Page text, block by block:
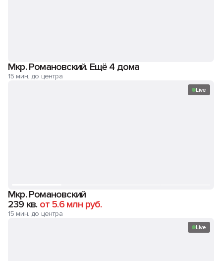
Мкр. Романовский. Ещё 4 дома
15 мин. до центра
Live
Мкр. Романовский
239 кв. от 5.6 млн руб.
15 мин. до центра
Live